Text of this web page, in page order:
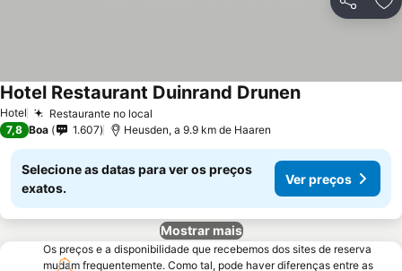
Partilhar
Hotel Restaurante no local
Hotel Restaurant Duinrand Drunen
7,8 Boa 1.607 Heusden, a 9.9 km de Haaren
Selecione as datas para ver os preços
exatos.
Ver preços
Mostrar mais
Os preços e a disponibilidade que recebemos dos sites de reserva
mudam frequentemente. Como tal, pode haver diferenças entre as